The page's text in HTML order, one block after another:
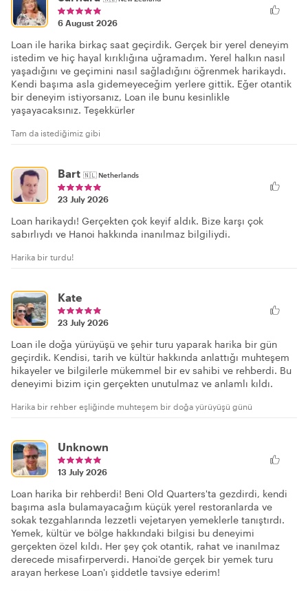
6 August 2026
Loan ile harika birkaç saat geçirdik. Gerçek bir yerel deneyim
istedim ve hiç hayal kırıklığına uğramadım. Yerel halkın nasıl
yaşadığını ve geçimini nasıl sağladığını öğrenmek harikaydı.
Kendi başıma asla gidemeyeceğim yerlere gittik. Eğer otantik
bir deneyim istiyorsanız, Loan ile bunu kesinlikle
yaşayacaksınız. Teşekkürler
Tam da istediğimiz gibi
Bart 🇳🇱Netherlands
23 July 2026
Loan harikaydı! Gerçekten çok keyif aldık. Bize karşı çok
sabırlıydı ve Hanoi hakkında inanılmaz bilgiliydi.
Harika bir turdu!
Kate
23 July 2026
Loan ile doğa yürüyüşü ve şehir turu yaparak harika bir gün
geçirdik. Kendisi, tarih ve kültür hakkında anlattığı muhteşem
hikayeler ve bilgilerle mükemmel bir ev sahibi ve rehberdi. Bu
deneyimi bizim için gerçekten unutulmaz ve anlamlı kıldı.
Harika bir rehber eşliğinde muhteşem bir doğa yürüyüşü günü
Unknown
13 July 2026
Loan harika bir rehberdi! Beni Old Quarters'ta gezdirdi, kendi
başıma asla bulamayacağım küçük yerel restoranlarda ve
sokak tezgahlarında lezzetli vejetaryen yemeklerle tanıştırdı.
Yemek, kültür ve bölge hakkındaki bilgisi bu deneyimi
gerçekten özel kıldı. Her şey çok otantik, rahat ve inanılmaz
derecede misafirperverdi. Hanoi'de gerçek bir yemek turu
arayan herkese Loan'ı şiddetle tavsiye ederim!